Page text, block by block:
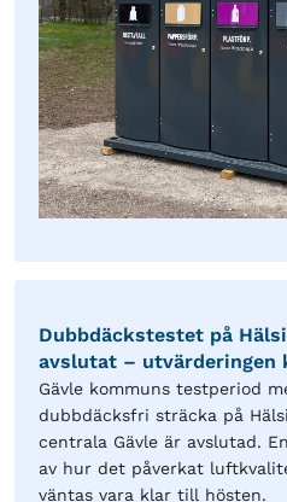
Dubbdäckstestet på
avslutat – utvärderingen
Gävle kommuns testperiod
dubbdäcksfri sträcka på
centrala Gävle är avslutad.
av hur det påverkat
väntas vara klar till hösten.